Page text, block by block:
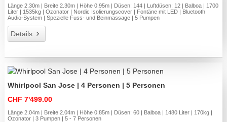
Länge 2.30m | Breite 2.30m | Höhe 0.95m | Düsen: 144 | Luftdüsen: 12 | Balboa | 1700
Liter | 1535kg | Ozonator | Nordic Isolierungscover | Fontäne mit LED | Bluetooth
Audio-System | Spezielle Fuss- und Beinmassage | 5 Pumpen
Details
Whirlpool San Jose | 4 Personen | 5 Personen
CHF 7'499.00
Länge 2.04m | Breite 2.04m | Höhe 0.85m | Düsen: 60 | Balboa | 1480 Liter | 170kg |
Ozonator | 3 Pumpen | 5 - 7 Personen